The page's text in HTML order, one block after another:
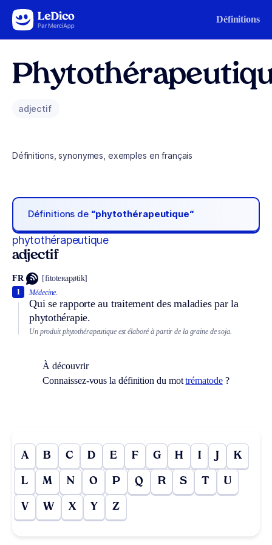
Aller au contenu Définitions
adjectif
Définitions, synonymes, exemples en français
Définitions de “phytothérapeutique“
phytothérapeutique
adjectif
FR [fitoteʀapøtik]
Médecine.
Qui se rapporte au traitement des maladies par la
phytothérapie.
1
Un produit phytothérapeutique est élaboré à partir de la graine de soja.
À découvrir
Connaissez-vous la définition du mottrématode?
A B C D E F G H I J K
L M N O P Q R S T U
V W X Y Z